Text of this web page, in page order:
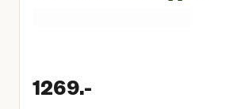
1269.-